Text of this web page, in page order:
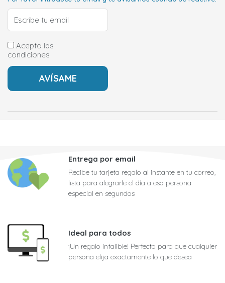
Acepto las
condiciones
Entrega por email
Recibe tu tarjeta regalo al instante en tu correo,
lista para alegrarle el día a esa persona
especial en segundos
Ideal para todos
¡Un regalo infalible! Perfecto para que cualquier
persona elija exactamente lo que desea